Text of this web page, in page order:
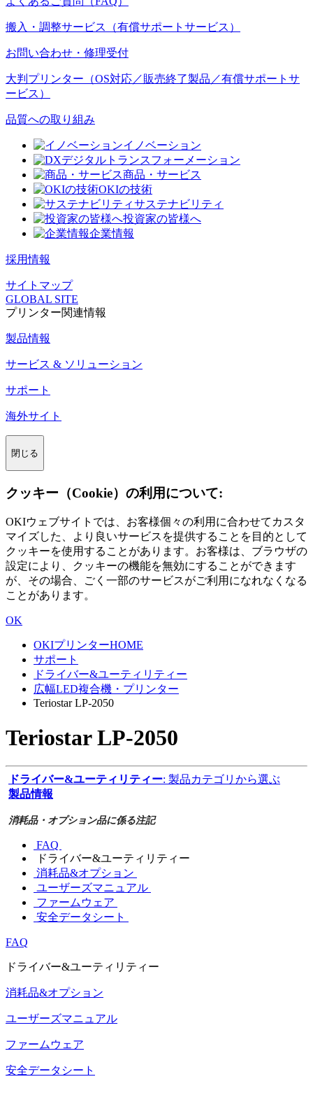
搬入・調整サービス（有償サポートサービス）
お問い合わせ・修理受付
大判プリンター（OS対応／販売終了製品／有償サポートサ
ービス）
品質への取り組み
イノベーション
デジタルトランスフォーメーション
商品・サービス
OKIの技術
サステナビリティ
投資家の皆様へ
企業情報
採用情報
サイトマップ
GLOBAL SITE
プリンター関連情報
製品情報
サービス & ソリューション
サポート
海外サイト
閉じる
クッキー（Cookie）の利用について:
OKIウェブサイトでは、お客様個々の利用に合わせてカスタ
マイズした、より良いサービスを提供することを目的として
クッキーを使用することがあります。お客様は、ブラウザの
設定により、クッキーの機能を無効にすることができます
が、その場合、ごく一部のサービスがご利用になれなくなる
ことがあります。
OK
OKIプリンターHOME
サポート
ドライバー&ユーティリティー
広幅LED複合機・プリンター
Teriostar LP-2050
Teriostar LP-2050
ドライバー&ユーティリティー: 製品カテゴリから選ぶ
製品情報
消耗品・オプション品に係る注記
FAQ
ドライバー&ユーティリティー
消耗品&オプション
ユーザーズマニュアル
ファームウェア
安全データシート
FAQ
ドライバー&ユーティリティー
消耗品&オプション
ユーザーズマニュアル
ファームウェア
安全データシート